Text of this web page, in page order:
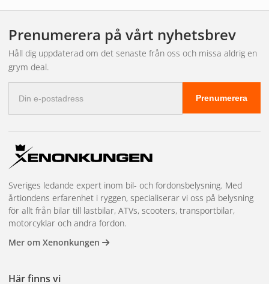
omfattas av Lazers generösa 5-årsgaranti. Designad och
Kompatibilitet och viktig information
Paketet är specifikt anpassat för Mercedes Vito (2024+).
Observera att fordon med xenon- eller LED-strålkastare
Systemet är kompatibelt med Triple-R 750 i följande
utföranden:
Standard
Wide
Beacon
Elite
Detta ingår i paketet
Prenumerera på vårt nyhetsbrev
Håll dig uppdaterad om det senaste från oss och missa aldrig en
grym deal.
postadress
Prenumerera
Sveriges ledande expert inom bil- och fordonsbelysning. Med
årtiondens erfarenhet i ryggen, specialiserar vi oss på belysning
för allt från bilar till lastbilar, ATVs, scooters, transportbilar,
motorcyklar och andra fordon.
Mer om Xenonkungen
Här finns vi